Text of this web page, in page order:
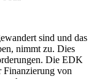
sind und das
nimmt zu. Dies
Die EDK
Finanzierung von